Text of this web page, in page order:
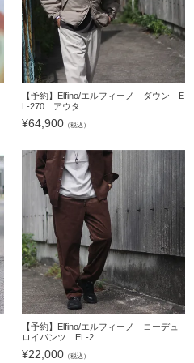
【予約】Elfino/エルフィーノ ダウン E
L-270 アウタ...
¥64,900 （税込）
【予約】Elfino/エルフィーノ コーデュ
ロイパンツ EL-2...
¥22,000 （税込）